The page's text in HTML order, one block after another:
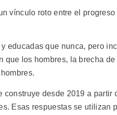
vínculo roto entre el
educadas que nunca, pero
que los hombres, la brecha
construye desde 2019 a partir
Esas respuestas se utilizan